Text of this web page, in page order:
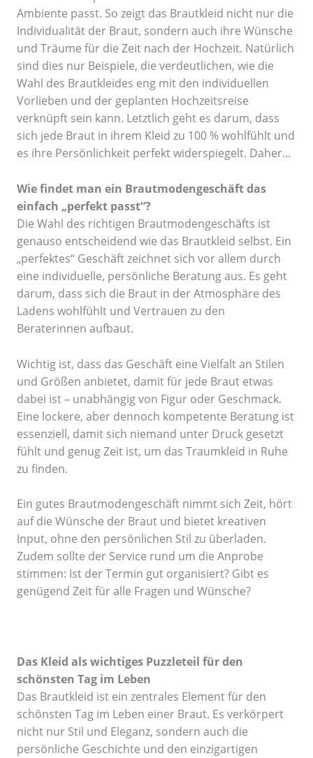
Ambiente passt. So zeigt das Brautkleid nicht nur die
Individualität der Braut, sondern auch ihre Wünsche
und Träume für die Zeit nach der Hochzeit. Natürlich
sind dies nur Beispiele, die verdeutlichen, wie die
Wahl des Brautkleides eng mit den individuellen
Vorlieben und der geplanten Hochzeitsreise
verknüpft sein kann. Letztlich geht es darum, dass
sich jede Braut in ihrem Kleid zu 100 % wohlfühlt und
es ihre Persönlichkeit perfekt widerspiegelt. Daher…
Wie findet man ein Brautmodengeschäft das
einfach „perfekt passt“?
Die Wahl des richtigen Brautmodengeschäfts ist
genauso entscheidend wie das Brautkleid selbst. Ein
„perfektes“ Geschäft zeichnet sich vor allem durch
eine individuelle, persönliche Beratung aus. Es geht
darum, dass sich die Braut in der Atmosphäre des
Ladens wohlfühlt und Vertrauen zu den
Beraterinnen aufbaut.
Wichtig ist, dass das Geschäft eine Vielfalt an Stilen
und Größen anbietet, damit für jede Braut etwas
dabei ist – unabhängig von Figur oder Geschmack.
Eine lockere, aber dennoch kompetente Beratung ist
essenziell, damit sich niemand unter Druck gesetzt
fühlt und genug Zeit ist, um das Traumkleid in Ruhe
zu finden.
Ein gutes Brautmodengeschäft nimmt sich Zeit, hört
auf die Wünsche der Braut und bietet kreativen
Input, ohne den persönlichen Stil zu überladen.
Zudem sollte der Service rund um die Anprobe
stimmen: Ist der Termin gut organisiert? Gibt es
genügend Zeit für alle Fragen und Wünsche?
Das Kleid als wichtiges Puzzleteil für den
schönsten Tag im Leben
Das Brautkleid ist ein zentrales Element für den
schönsten Tag im Leben einer Braut. Es verkörpert
nicht nur Stil und Eleganz, sondern auch die
persönliche Geschichte und den einzigartigen